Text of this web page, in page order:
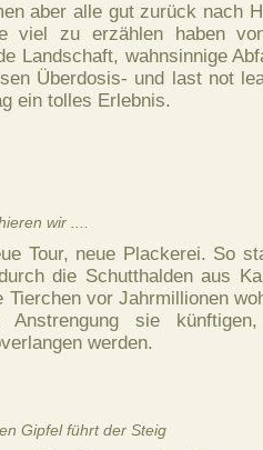
aber alle gut zurück nach
viel zu erzählen haben
Landschaft, wahnsinnige
Überdosis- und last not
ein tolles Erlebnis.
wir ....
Tour, neue Plackerei. So
die Schutthalden aus
Tierchen vor Jahrmillionen
Anstrengung sie
werden.
Gipfel führt der Steig